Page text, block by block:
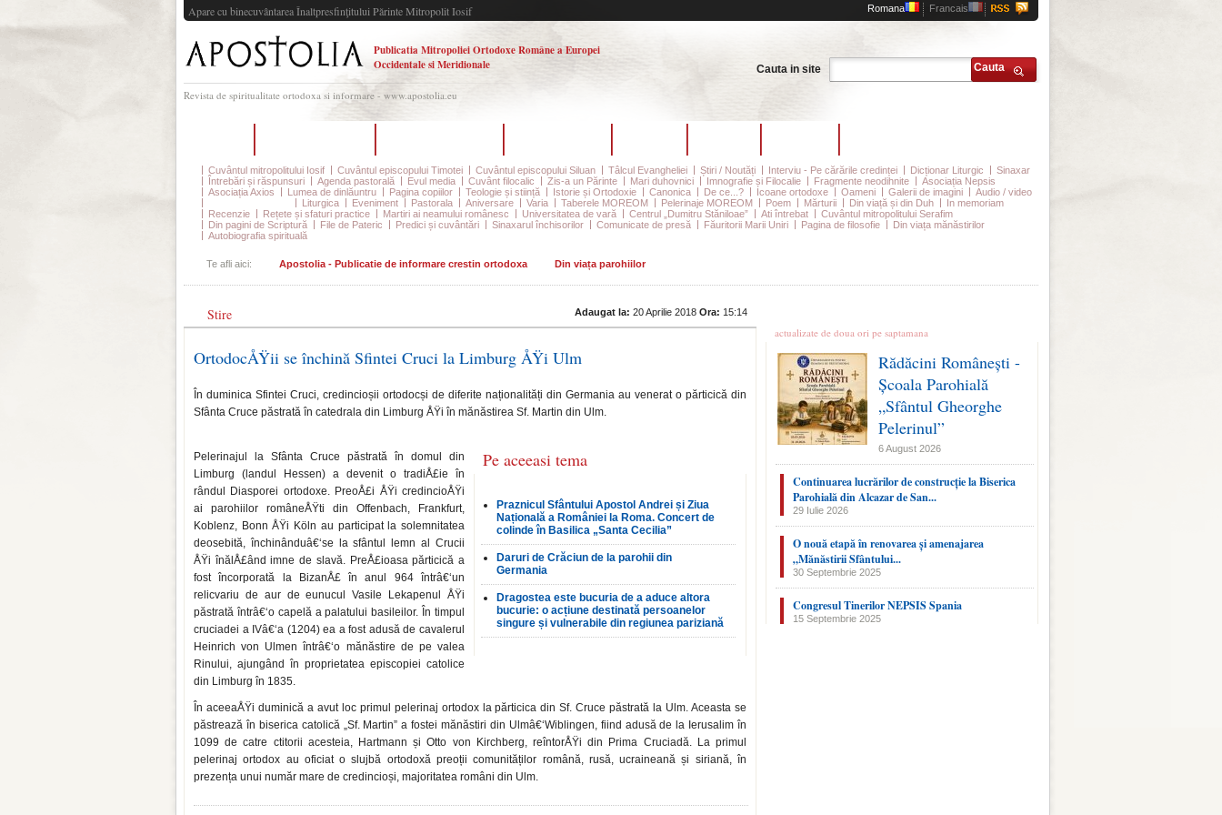
Apare cu binecuvântarea Înaltpresfinţitului Părinte Mitropolit Iosif Romana Francais
Publicatia Mitropoliei Ortodoxe Române a Europei
Occidentale si Meridionale
Revista de spiritualitate ortodoxa si informare - www.apostolia.eu
Cauta in site Cauta
Cuvântul mitropolitului Iosif Cuvântul episcopului Timotei Cuvântul episcopului Siluan Tâlcul Evangheliei Știri / Noutăți Interviu - Pe cărările credinței Dicționar Liturgic
Sinaxar
Întrebări și răspunsuri
Agenda pastorală Evul media Cuvânt filocalic Zis-a un Părinte Mari duhovnici Imnografie și Filocalie Fragmente neodihnite
Asociația Nepsis
Asociația Axios
Lumea de dinlăuntru Pagina copiilor Teologie și stiință Istorie și Ortodoxie Canonica De ce...? Icoane ortodoxe Oameni Galerii de imagini
Audio / video
Liturgica Eveniment Pastorala Aniversare Varia Taberele MOREOM Pelerinaje MOREOM Poem Mărturii Din viață și din Duh
In memoriam
Recenzie
Rețete și sfaturi practice Martiri ai neamului românesc Universitatea de vară Centrul „Dumitru Stăniloae” Ati întrebat
Cuvântul mitropolitului Serafim
Din pagini de Scriptură
File de Pateric Predici și cuvântări Sinaxarul închisorilor Comunicate de presă Făuritorii Marii Uniri Pagina de filosofie
Din viața mănăstirilor
Autobiografia spirituală
Te afli aici: Apostolia - Publicatie de informare crestin ortodoxa Din viața parohiilor
Stire Adaugat la: 20 Aprilie 2018 Ora: 15:14
OrtodocÅŸii se închină Sfintei Cruci la Limburg ÅŸi Ulm
În duminica Sfintei Cruci, credincioșii ortodocși de diferite naționalități din Germania au venerat o părticică din
Sfânta Cruce păstrată în catedrala din Limburg ÅŸi în mănăstirea Sf. Martin din Ulm.
Pe aceeasi tema
Praznicul Sfântului Apostol Andrei și Ziua
Națională a României la Roma. Concert de
colinde în Basilica „Santa Cecilia”
Daruri de Crăciun de la parohii din
Germania
Dragostea este bucuria de a aduce altora
bucurie: o acțiune destinată persoanelor
singure și vulnerabile din regiunea pariziană
Pelerinajul la Sfânta Cruce păstrată în domul din
Limburg (landul Hessen) a devenit o tradiÅ£ie în
rândul Diasporei ortodoxe. PreoÅ£i ÅŸi credincioÅŸi
ai parohiilor româneÅŸti din Offenbach, Frankfurt,
Koblenz, Bonn ÅŸi Köln au participat la solemnitatea
deosebită, închinânduâ€‘se la sfântul lemn al Crucii
ÅŸi înălÅ£ând imne de slavă. PreÅ£ioasa părticică a
fost încorporată la BizanÅ£ în anul 964 întrâ€‘un
relicvariu de aur de eunucul Vasile Lekapenul ÅŸi
păstrată întrâ€‘o capelă a palatului basileilor. În timpul
cruciadei a IVâ€‘a (1204) ea a fost adusă de cavalerul
Heinrich von Ulmen întrâ€‘o mănăstire de pe valea
Rinului, ajungând în proprietatea episcopiei catolice
din Limburg în 1835.
În aceeaÅŸi duminică a avut loc primul pelerinaj ortodox la părticica din Sf. Cruce păstrată la Ulm. Aceasta se
păstrează în biserica catolică „Sf. Martin” a fostei mănăstiri din Ulmâ€‘Wiblingen, fiind adusă de la Ierusalim în
1099 de catre ctitorii acesteia, Hartmann și Otto von Kirchberg, reîntorÅŸi din Prima Cruciadă. La primul
pelerinaj ortodox au oficiat o slujbă ortodoxă preoții comunităților română, rusă, ucraineană și siriană, în
prezența unui număr mare de credincioși, majoritatea români din Ulm.
actualizate de doua ori pe saptamana
Rădăcini Românești -
Școala Parohială
„Sfântul Gheorghe
Pelerinul”
6 August 2026
Continuarea lucrărilor de construcție la Biserica
Parohială din Alcazar de San...
29 Iulie 2026
O nouă etapă în renovarea și amenajarea
„Mănăstirii Sfântului...
30 Septembrie 2025
Congresul Tinerilor NEPSIS Spania
15 Septembrie 2025